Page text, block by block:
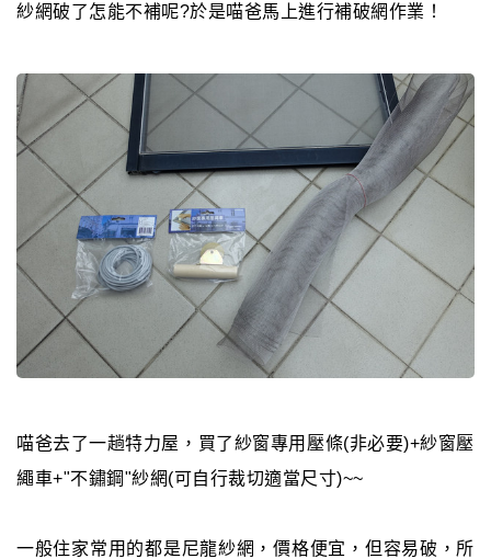
紗網破了怎能不補呢?於是喵爸馬上進行補破網作業！
喵爸去了一趟特力屋，買了紗窗專用壓條(非必要)+紗窗壓
繩車+"不鏽鋼"紗網(可自行裁切適當尺寸)~~
一般住家常用的都是尼龍紗網，價格便宜，但容易破，所